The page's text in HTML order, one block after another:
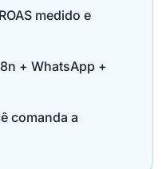
medido e
+ WhatsApp +
comanda a